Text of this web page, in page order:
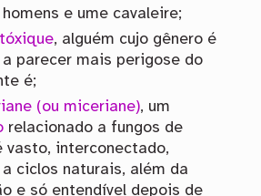
e ume cavaleire;
, alguém cujo gênero é
parecer mais perigose do
é;
(ou miceriane), um
relacionado a fungos de
vasto, interconectado,
ciclos naturais, além da
e só entendível depois de